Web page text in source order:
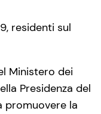
residenti sul
Ministero dei
Presidenza del
promuovere la